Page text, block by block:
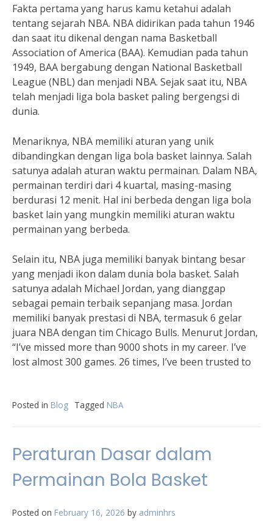
Fakta pertama yang harus kamu ketahui adalah
tentang sejarah NBA. NBA didirikan pada tahun 1946
dan saat itu dikenal dengan nama Basketball
Association of America (BAA). Kemudian pada tahun
1949, BAA bergabung dengan National Basketball
League (NBL) dan menjadi NBA. Sejak saat itu, NBA
telah menjadi liga bola basket paling bergengsi di
dunia.
Menariknya, NBA memiliki aturan yang unik
dibandingkan dengan liga bola basket lainnya. Salah
satunya adalah aturan waktu permainan. Dalam NBA,
permainan terdiri dari 4 kuartal, masing-masing
berdurasi 12 menit. Hal ini berbeda dengan liga bola
basket lain yang mungkin memiliki aturan waktu
permainan yang berbeda.
Selain itu, NBA juga memiliki banyak bintang besar
yang menjadi ikon dalam dunia bola basket. Salah
satunya adalah Michael Jordan, yang dianggap
sebagai pemain terbaik sepanjang masa. Jordan
memiliki banyak prestasi di NBA, termasuk 6 gelar
juara NBA dengan tim Chicago Bulls. Menurut Jordan,
“I’ve missed more than 9000 shots in my career. I’ve
lost almost 300 games. 26 times, I’ve been trusted to
Posted in Blog Tagged NBA
Peraturan Dasar dalam
Permainan Bola Basket
Posted on February 16, 2026 by adminhrs